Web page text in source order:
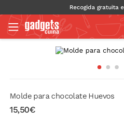
Recogida gratuita
Molde para chocolate Huevos
15,50€